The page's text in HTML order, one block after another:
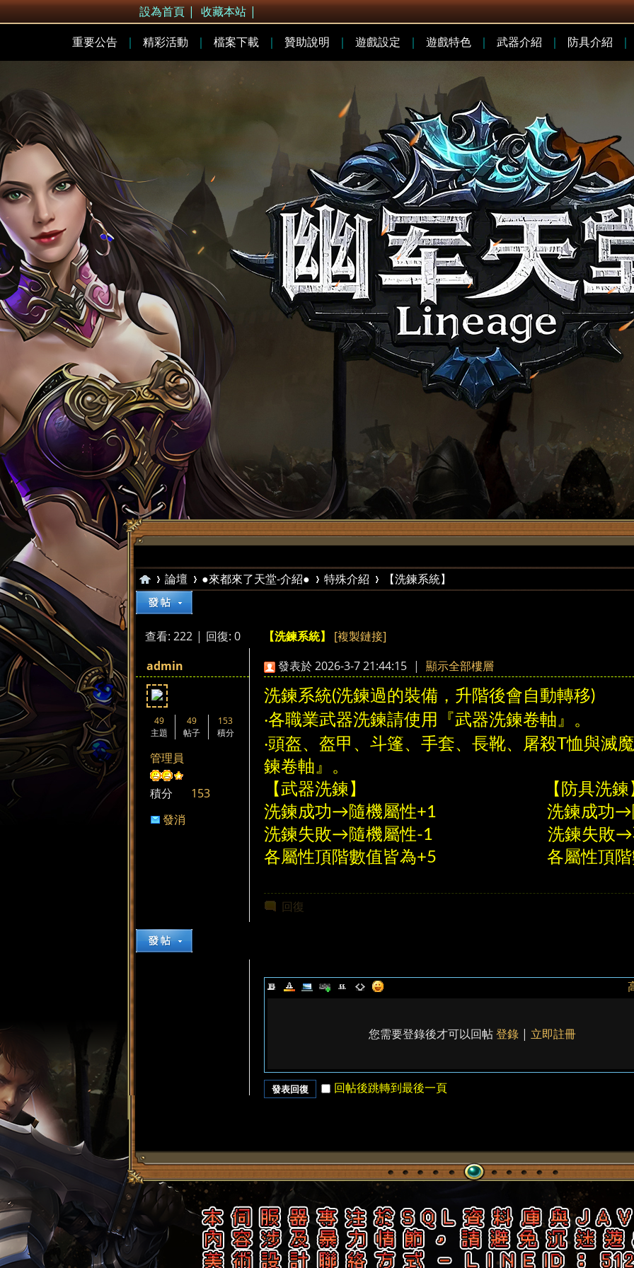
設為首頁 | 收藏本站 |
來
都
天
»
論壇
›
●來都來了天堂-介紹●
›
特殊介紹
›
【洗鍊系統】
查看: 222 | 回復: 0 【洗鍊系統】
[複製鏈接]
admin
49
主題
49
帖子
153
積分
管理員
積分
153
發消
發表於 2026-3-7 21:44:15 | 顯示全部樓層
洗鍊系統(洗鍊過的裝備，升階後會自動轉移)
‧各職業武器洗鍊請使用『武器洗鍊卷軸』。
‧頭盔、盔甲、斗篷、手套、長靴、屠殺T恤與滅
鍊卷軸』。
【武器洗鍊】 【防具洗鍊
洗鍊成功→隨機屬性+1 洗鍊成功→隨
洗鍊失敗→隨機屬性-1 洗鍊失敗→不
各屬性頂階數值皆為+5 各屬性頂階數
回復
您需要登錄後才可以回帖登錄 | 立即註冊
發表回復 回帖後跳轉到最後一頁